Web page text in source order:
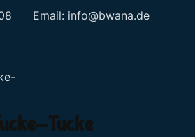
Email: info@bwana.de
Tucke